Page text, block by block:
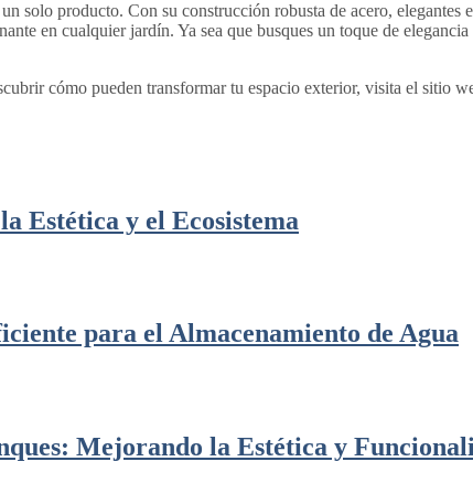
solo producto. Con su construcción robusta de acero,
en cualquier jardín. Ya sea que busques un toque de
cómo pueden transformar tu espacio exterior, visita el sitio
Estética y el Ecosistema
para el Almacenamiento de Agua
Mejorando la Estética y